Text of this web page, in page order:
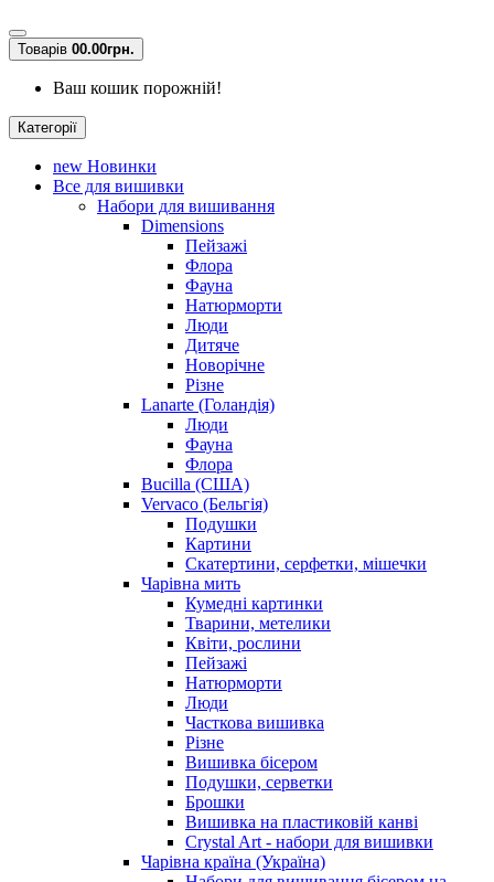
Товарів 00.00грн.
Ваш кошик порожній!
Категорії
new Новинки
Все для вишивки
Набори для вишивання
Dimensions
Пейзажі
Флора
Фауна
Натюрморти
Люди
Дитяче
Новорічне
Різне
Lanarte (Голандія)
Люди
Фауна
Флора
Bucilla (США)
Vervaco (Бельгія)
Подушки
Картини
Скатертини, серфетки, мішечки
Чарiвна мить
Кумедні картинки
Тварини, метелики
Квіти, рослини
Пейзажі
Натюрморти
Люди
Часткова вишивка
Різне
Вишивка бісером
Подушки, серветки
Брошки
Вишивка на пластиковій канві
Crystal Art - набори для вишивки
Чарівна країна (Україна)